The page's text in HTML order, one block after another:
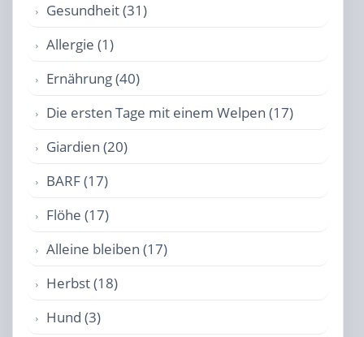
Gesundheit (31)
Allergie (1)
Ernährung (40)
Die ersten Tage mit einem Welpen (17)
Giardien (20)
BARF (17)
Flöhe (17)
Alleine bleiben (17)
Herbst (18)
Hund (3)